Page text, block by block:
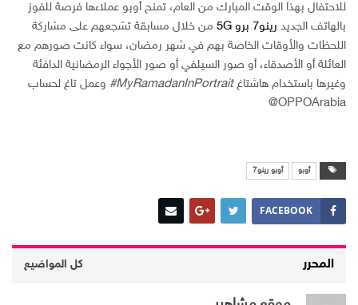
للاحتفال بهذا الوقت المبارك من العام، تمنح أوبو عملاءها فرصة للفوز
بالهاتف الجديد رينو7 برو 5G
من خلال مسابقة تشجعهم على مشاركة
اللحظات والأوقات الخاصة بهم في شهر رمضان، سواء كانت صورهم مع
العائلة أو الأصدقاء، أو صور السيلفي أو صور الأجواء الرمضانية الدافئة
وغيرها باستخدام هاشتاغMyRamadanInPortrait
# وعمل تاغ لحساب
OPPOArabia@
أوبو أوبو رينو7
FACEBOOK
المحرر كل المواضيع